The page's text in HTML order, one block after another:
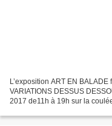
L’exposition ART EN
VARIATIONS DESSUS
2017 de11h à 19h sur la